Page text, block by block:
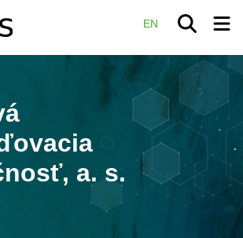
EN
a. s.